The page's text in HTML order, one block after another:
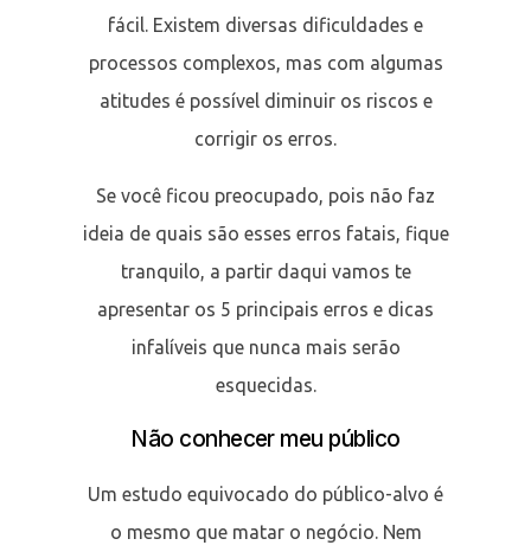
fácil. Existem diversas dificuldades e
processos complexos, mas com algumas
atitudes é possível diminuir os riscos e
corrigir os erros.
Se você ficou preocupado, pois não faz
ideia de quais são esses erros fatais, fique
tranquilo, a partir daqui vamos te
apresentar os 5 principais erros e dicas
infalíveis que nunca mais serão
esquecidas.
Não conhecer meu público
Um estudo equivocado do público-alvo é
o mesmo que matar o negócio. Nem